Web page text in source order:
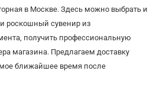
в Москве. Здесь можно выбрать и
роскошный сувенир из
получить профессиональную
магазина. Предлагаем доставку
ближайшее время после